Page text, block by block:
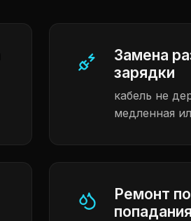
Замена
зарядки
кабель не
медленная
Ремонт